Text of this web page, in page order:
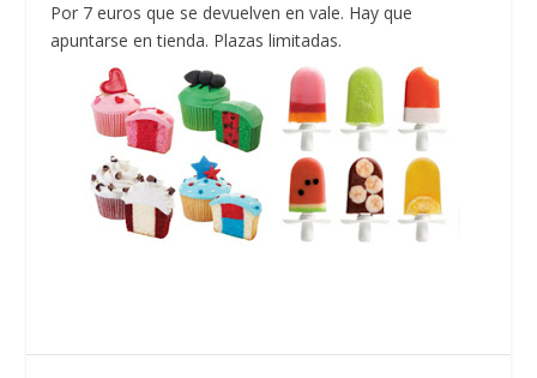
Por 7 euros que se devuelven en vale. Hay que
apuntarse en tienda. Plazas limitadas.